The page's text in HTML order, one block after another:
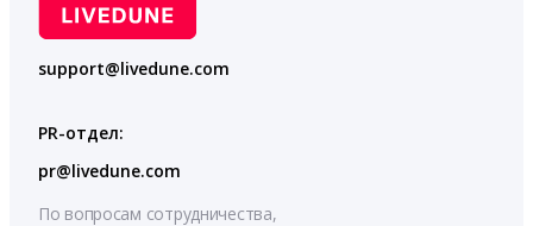
support@livedune.com
PR-отдел:
pr@livedune.com
По вопросам сотрудничества,